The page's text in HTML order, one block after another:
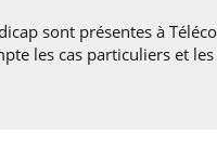
sont présentes à
les cas particuliers et